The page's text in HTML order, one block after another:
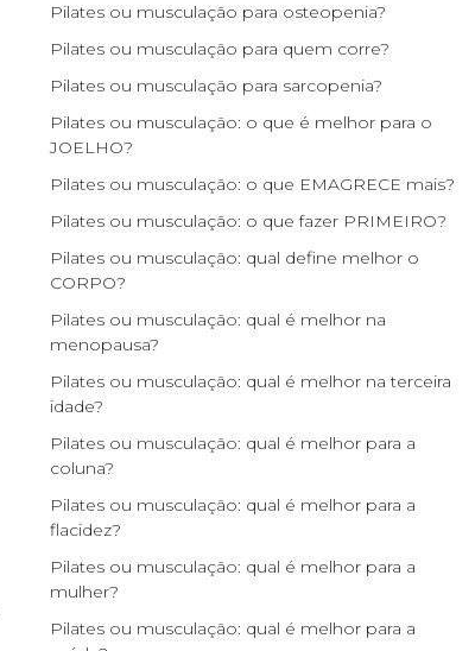
Pilates ou musculação para osteopenia?
Pilates ou musculação para quem corre?
Pilates ou musculação para sarcopenia?
Pilates ou musculação: o que é melhor para o
JOELHO?
Pilates ou musculação: o que EMAGRECE mais?
Pilates ou musculação: o que fazer PRIMEIRO?
Pilates ou musculação: qual define melhor o
CORPO?
Pilates ou musculação: qual é melhor na
menopausa?
Pilates ou musculação: qual é melhor na terceira
idade?
Pilates ou musculação: qual é melhor para a
coluna?
Pilates ou musculação: qual é melhor para a
flacidez?
Pilates ou musculação: qual é melhor para a
mulher?
Pilates ou musculação: qual é melhor para a